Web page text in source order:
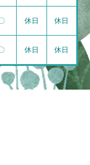
休日 休日
休日 休日